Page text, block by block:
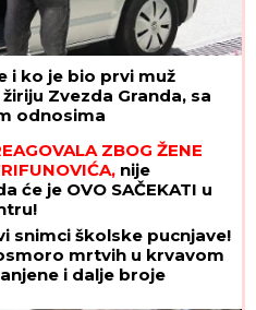
i ko je bio prvi muž
Zvezda Granda, sa
odnosima
ZBOG ŽENE
nije
će je OVO SAČEKATI u
snimci školske pucnjave!
mrtvih u krvavom
i dalje broje